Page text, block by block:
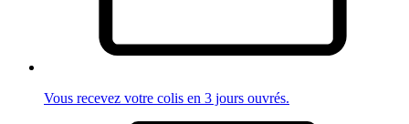
Vous recevez votre colis en 3 jours ouvrés.